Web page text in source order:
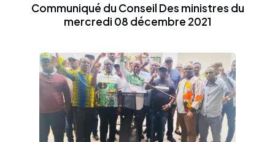
Communiqué du Conseil Des ministres du
mercredi 08 décembre 2021